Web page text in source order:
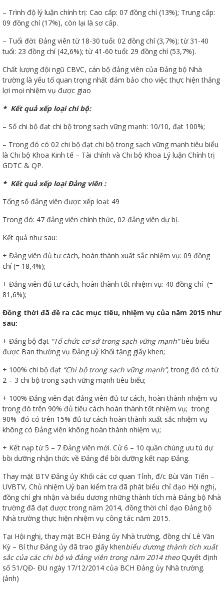
– Trình độ lý luận chính trị: Cao cấp: 07 đồng chí (13%); Trung cấp:
09 đồng chí (17%), còn lại là sơ cấp.
– Tuổi đời: Đảng viên từ 18-30 tuổi: 02 đồng chí (3,7%); từ 31-40
tuổi: 23 đồng chí (42,6%); từ 41-60 tuổi: 29 đồng chí (53,7%).
Chất lượng đội ngũ CBVC, cán bộ đảng viên của Đảng bộ Nhà
trường là yếu tố quan trọng nhất đảm bảo cho việc thực hiện thắng
lợi mọi nhiệm vụ được giao
* Kết quả xếp loại chi bộ:
– Số chi bộ đạt chi bộ trong sạch vững mạnh: 10/10, đạt 100%;
– Trong đó có 02 chi bộ đạt chi bộ trong sạch vững mạnh tiêu biểu
là Chi bộ Khoa Kinh tế – Tài chính và Chi bộ Khoa Lý luận Chính trị
GDTC & QP.
* Kết quả xếp loại Đảng viên :
Tổng số đảng viên được xếp loại: 49
Trong đó: 47 đảng viên chính thức, 02 đảng viên dự bị.
Kết quả như sau:
+ Đảng viên đủ tư cách, hoàn thành xuất sắc nhiệm vụ: 09 đồng
chí (= 18,4%);
+ Đảng viên đủ tư cách, hoàn thành tốt nhiệm vụ: 40 đồng chí (=
81,6%);
Đồng thời đã đề ra các mục tiêu, nhiệm vụ của năm 2015 như
sau:
+ Đảng bộ đạt “Tổ chức cơ sở trong sạch vững mạnh”tiêu biểu
được Ban thường vụ Đảng uỷ Khối tặng giấy khen;
+ 100% chi bộ đạt “Chi bộ trong sạch vững mạnh”, trong đó có từ
2 – 3 chi bộ trong sạch vững mạnh tiêu biểu;
+ 100% Đảng viên đạt đảng viên đủ tư cách, hoàn thành nhiệm vụ
trong đó trên 90% đủ tiêu cách hoàn thành tốt nhiệm vụ; trong
90% đó có trên 15% đủ tư cách hoàn thành xuất sắc nhiệm vụ
không có Đảng viên không hoàn thành nhiệm vụ;
+ Kết nạp từ 5 – 7 Đảng viên mới. Cử 6 – 10 quần chúng ưu tú dự
bồi dưỡng nhận thức về Đảng để bồi dưỡng kết nạp Đảng.
Thay mặt BTV Đảng ủy Khối các cơ quan Tỉnh, đ/c Bùi Văn Tiến –
UVBTV, Chủ nhiệm Uỷ ban kiểm tra đã phát biểu chỉ đạo Hội nghị,
đồng chí ghi nhận và biểu dương những thành tích mà Đảng bộ Nhà
trường đã đạt được trong năm 2014, đồng thời chỉ đạo Đảng bộ
Nhà trường thực hiện nhiệm vụ công tác năm 2015.
Tại Hội nghị, thay mặt BCH Đảng ủy Nhà trường, đồng chí Lê Văn
Kỳ – Bí thư Đảng ủy đã trao giấy khenbiểu dương thành tích xuất
sắc của các chi bộ và đảng viên trong năm 2014 theoQuyết định
số 51/QĐ- ĐU ngày 17/12/2014 của BCH Đảng ủy Nhà trường.
(ảnh)